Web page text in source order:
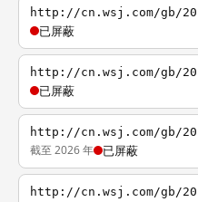
http://cn.wsj.com/gb/
已屏蔽
http://cn.wsj.com/gb/
已屏蔽
http://cn.wsj.com/gb/
截至 2026 年 已屏蔽
http://cn.wsj.com/gb/